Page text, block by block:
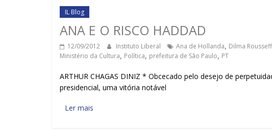
IL Blog
ANA E O RISCO HADDAD
12/09/2012 Instituto Liberal Ana de Hollanda, Dilma Rousseff
Ministério da Cultura, Política, prefeitura de São Paulo, PT
ARTHUR CHAGAS DINIZ * Obcecado pelo desejo de
presidencial, uma vitória notável
Ler mais